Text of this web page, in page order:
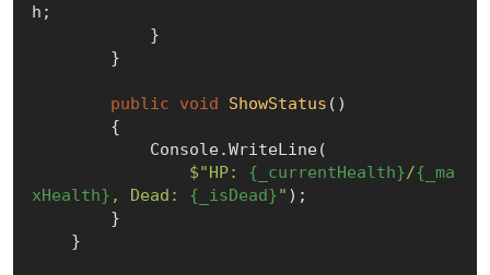
h;
public void ShowStatus ( )
$"HP: {_currentHealth}/{_ma
xHealth} , Dead: {_isDead}" );